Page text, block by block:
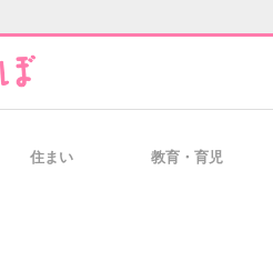
住まい 教育・育児